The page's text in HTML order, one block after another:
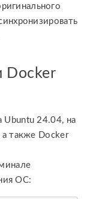
Docker
Ubuntu 24.04, на
а также Docker
ОС: